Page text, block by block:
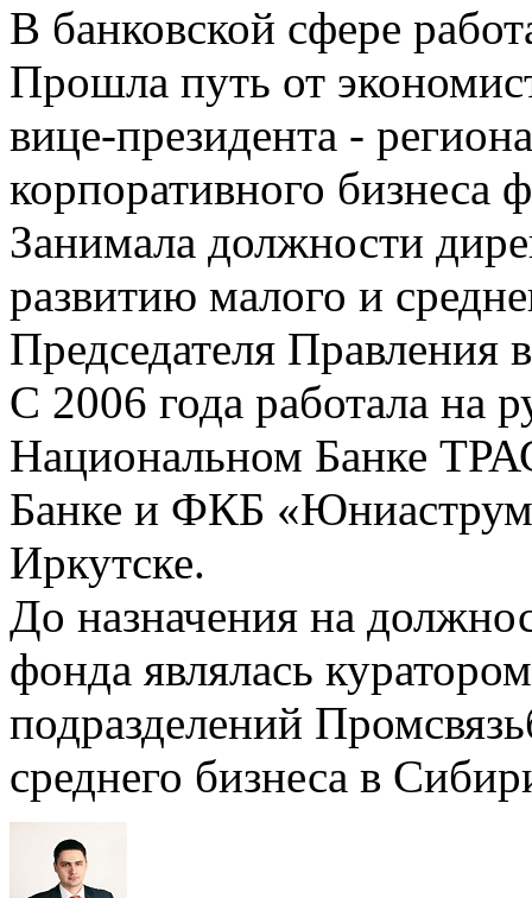
В банковской сфере
Прошла путь от
вице-президента -
корпоративного бизнеса
Занимала должности
развитию малого и
Председателя Правления
С 2006 года работала на
Национальном Банке
Банке и ФКБ
Иркутске.
До назначения на
фонда являлась
подразделений
среднего бизнеса в